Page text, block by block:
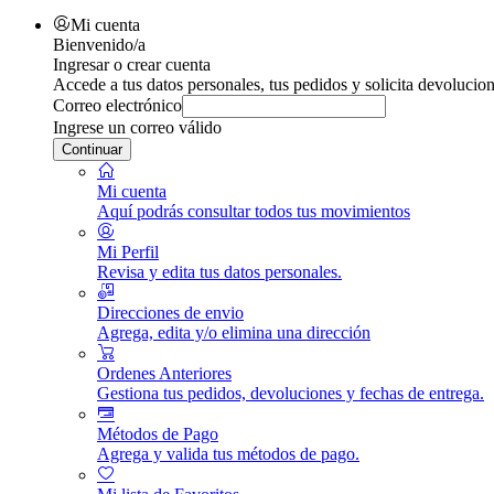
Mi cuenta
Bienvenido/a
Ingresar o crear cuenta
Accede a tus datos personales, tus pedidos y solicita
Correo electrónico
Ingrese un correo válido
Continuar
Mi cuenta
Aquí podrás consultar todos tus movimientos
Mi Perfil
Revisa y edita tus datos personales.
Direcciones de envio
Agrega, edita y/o elimina una dirección
Ordenes Anteriores
Gestiona tus pedidos, devoluciones y fechas de entrega.
Métodos de Pago
Agrega y valida tus métodos de pago.